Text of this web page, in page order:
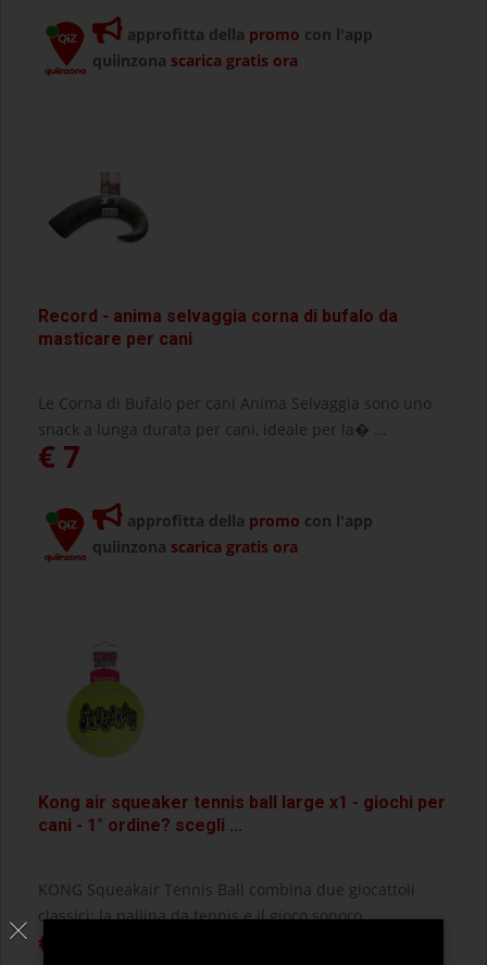
approfitta della promo con l'app
quiinzona scarica gratis ora
Record - anima selvaggia corna di bufalo da
masticare per cani
Le Corna di Bufalo per cani Anima Selvaggia sono uno
snack a lunga durata per cani, ideale per la� ...
€ 7
approfitta della promo con l'app
quiinzona scarica gratis ora
Kong air squeaker tennis ball large x1 - giochi per
cani - 1° ordine? scegli ...
KONG Squeakair Tennis Ball combina due giocattoli
classici: la pallina da tennis e il gioco sonoro, ...
€ 2,99